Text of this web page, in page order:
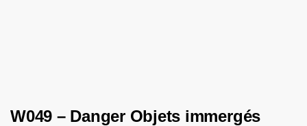
W049 – Danger Objets immergés